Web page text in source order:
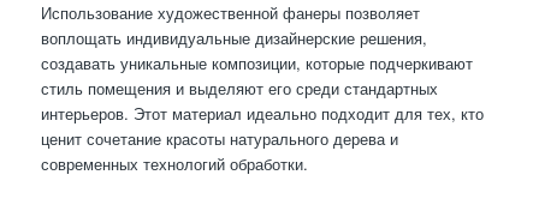
Использование художественной фанеры позволяет
воплощать индивидуальные дизайнерские решения,
создавать уникальные композиции, которые подчеркивают
стиль помещения и выделяют его среди стандартных
интерьеров. Этот материал идеально подходит для тех, кто
ценит сочетание красоты натурального дерева и
современных технологий обработки.